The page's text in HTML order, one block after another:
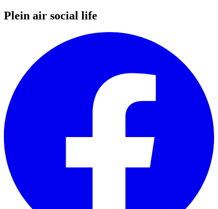
Plein air social life